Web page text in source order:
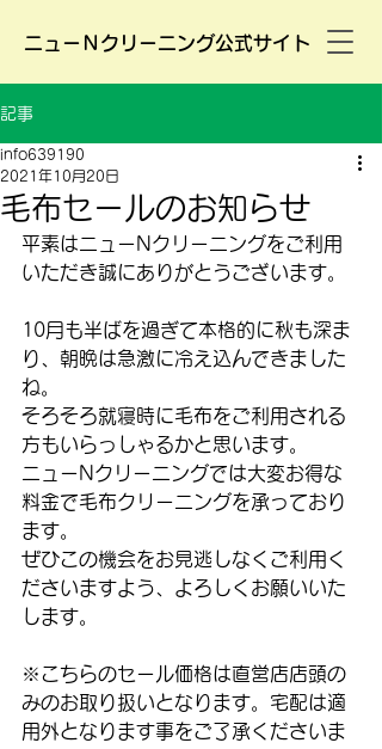
ニューＮクリーニング公式サイト
記事
毛布セールのお知らせ
info639190
2021年10月20日
平素はニューNクリーニングをご利用
いただき誠にありがとうございます。
10月も半ばを過ぎて本格的に秋も深ま
り、朝晩は急激に冷え込んできました
ね。
そろそろ就寝時に毛布をご利用される
方もいらっしゃるかと思います。
ニューNクリーニングでは大変お得な
料金で毛布クリーニングを承っており
ます。
ぜひこの機会をお見逃しなくご利用く
ださいますよう、よろしくお願いいた
します。
※こちらのセール価格は直営店店頭の
みのお取り扱いとなります。宅配は適
用外となります事をご了承くださいま